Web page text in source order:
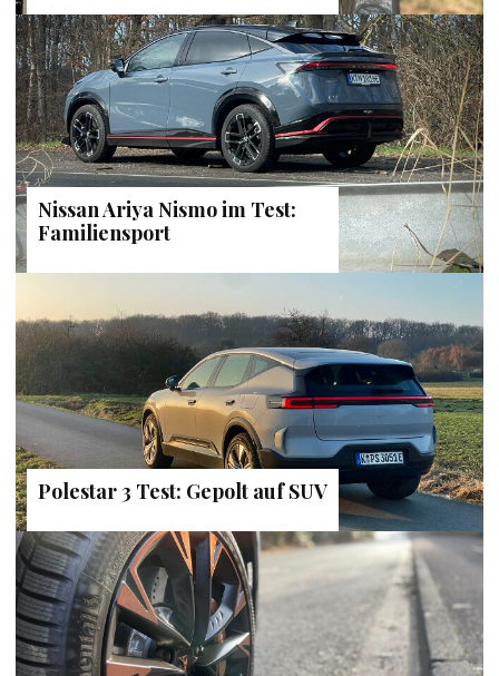
Nissan Ariya Nismo im Test:
Familiensport
Polestar 3 Test: Gepolt auf SUV